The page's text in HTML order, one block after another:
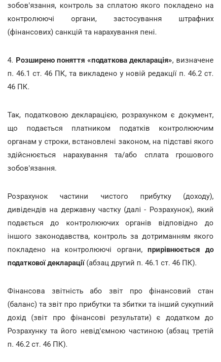
зобов'язання, контроль за сплатою якого покладено на
контролюючі органи, застосування штрафних
(фінансових) санкцій та нарахування пені.
4. Розширено поняття «податкова декларація», визначене
п. 46.1 ст. 46 ПК, та викладено у новій редакції п. 46.2 ст.
46 ПК.
Так, податковою декларацією, розрахунком є документ,
що подається платником податків контролюючим
органам у строки, встановлені законом, на підставі якого
здійснюється нарахування та/або сплата грошового
зобов'язання.
Розрахунок частини чистого прибутку (доходу),
дивідендів на державну частку (далі - Розрахунок), який
подається до контролюючих органів відповідно до
іншого законодавства, контроль за дотриманням якого
покладено на контролюючі органи,прирівнюється до
податкової декларації(абзац другий п. 46.1 ст. 46 ПК).
Фінансова звітність або звіт про фінансовий стан
(баланс) та звіт про прибутки та збитки та інший сукупний
дохід (звіт про фінансові результати) є додатком до
Розрахунку та його невід'ємною частиною (абзац третій
п. 46.2 ст. 46 ПК).